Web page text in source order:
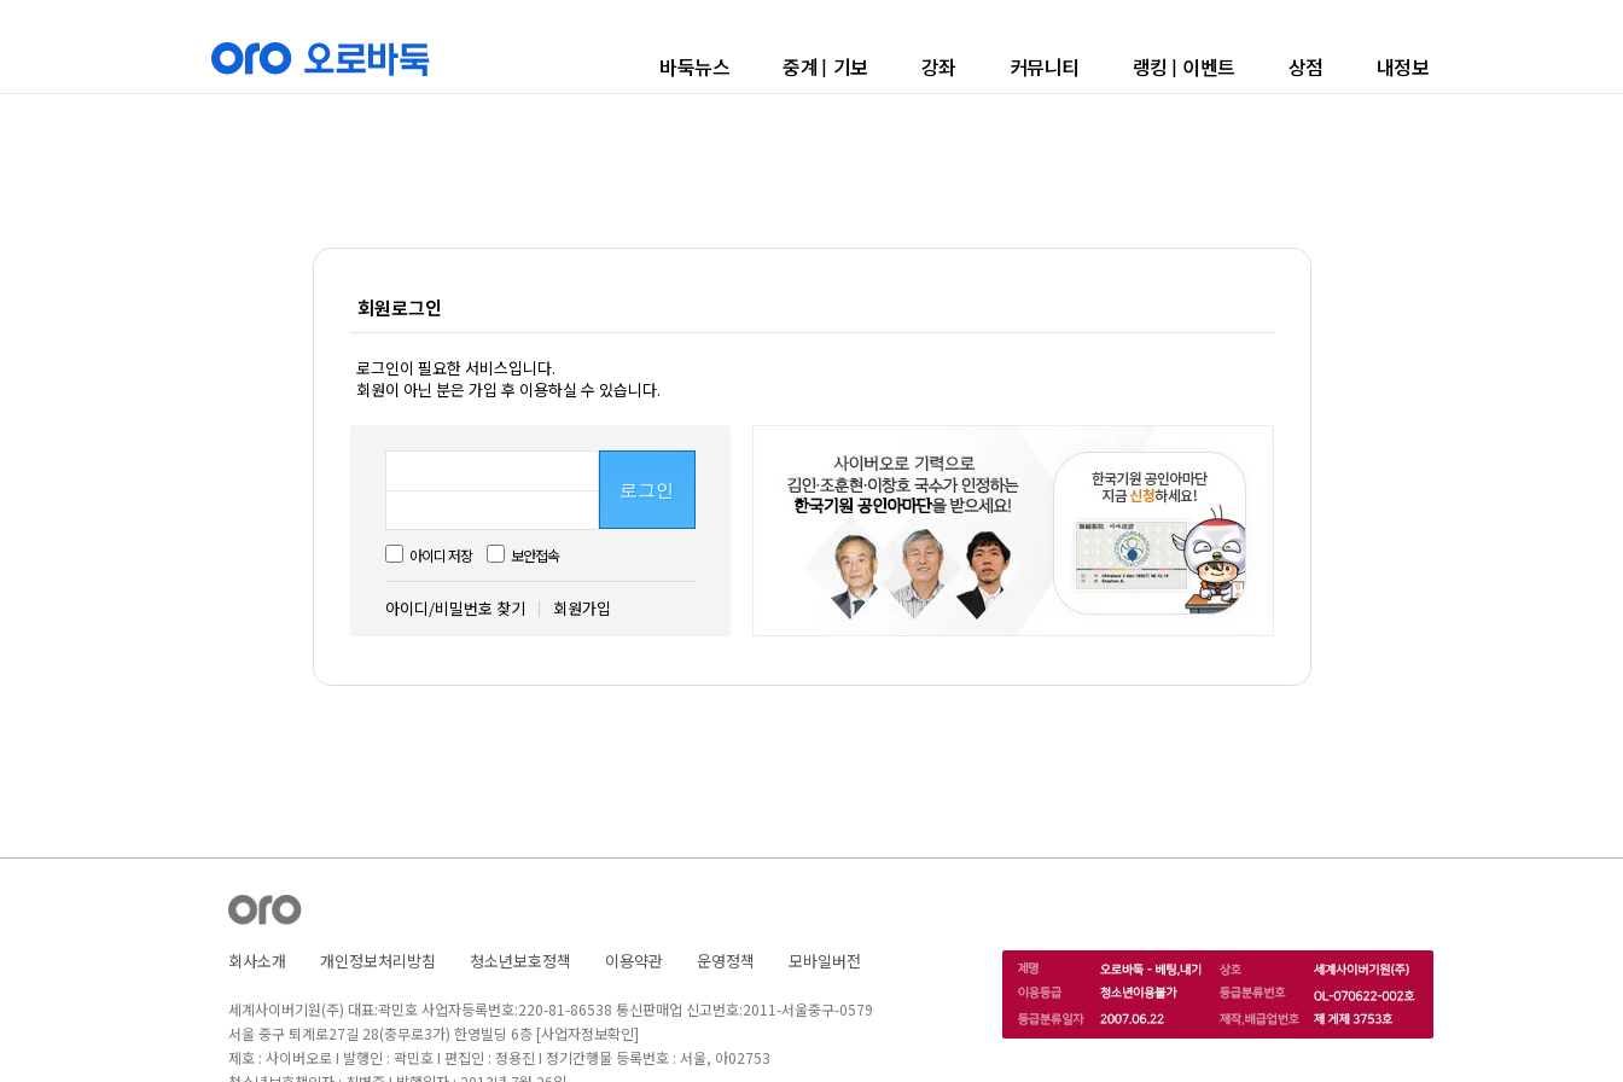
바둑뉴스 중계 | 기보 강좌 커뮤니티 랭킹 | 이벤트 상점 내정보
회원로그인
로그인이 필요한 서비스입니다.
회원이 아닌 분은 가입 후 이용하실 수 있습니다.
로그인
아이디 저장 보안접속
아이디/비밀번호 찾기 회원가입
회사소개 개인정보처리방침 청소년보호정책 이용약관 운영정책 모바일버전
세계사이버기원(주) 대표:곽민호 사업자등록번호:220-81-86538 통신판매업 신고번호:2011-서울중구-0579
서울 중구 퇴계로27길 28(충무로3가) 한영빌딩 6층 [사업자정보확인]
제호 : 사이버오로 I 발행인 : 곽민호 I 편집인 : 정용진 I 정기간행물 등록번호 : 서울, 아02753